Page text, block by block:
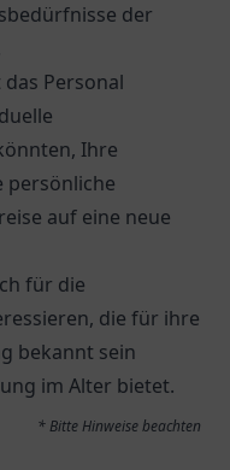
der
Personal
Ihre
persönliche
auf eine neue
für die
die für ihre
bekannt sein
im Alter bietet.
* Bitte Hinweise beachten